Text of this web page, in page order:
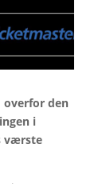
overfor den
i
værste